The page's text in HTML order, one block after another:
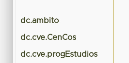
dc.ambito
dc.cve.CenCos
dc.cve.progEstudios